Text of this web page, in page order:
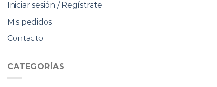
Iniciar sesión / Regístrate
Mis pedidos
Contacto
CATEGORÍAS